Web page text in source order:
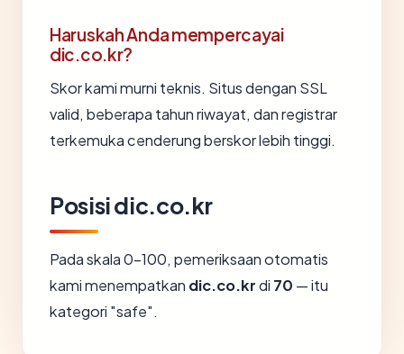
Haruskah Anda mempercayai
dic.co.kr?
Skor kami murni teknis. Situs dengan SSL
valid, beberapa tahun riwayat, dan registrar
terkemuka cenderung berskor lebih tinggi.
Posisi dic.co.kr
Pada skala 0-100, pemeriksaan otomatis
kami menempatkan dic.co.krdi 70 — itu
kategori "safe".